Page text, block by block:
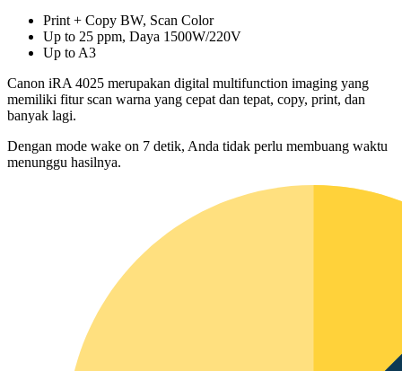
Print + Copy BW, Scan Color
Up to 25 ppm, Daya 1500W/220V
Up to A3
Canon iRA 4025 merupakan digital multifunction imaging yang
memiliki fitur scan warna yang cepat dan tepat, copy, print, dan
banyak lagi.
Dengan mode wake on 7 detik, Anda tidak perlu membuang waktu
menunggu hasilnya.